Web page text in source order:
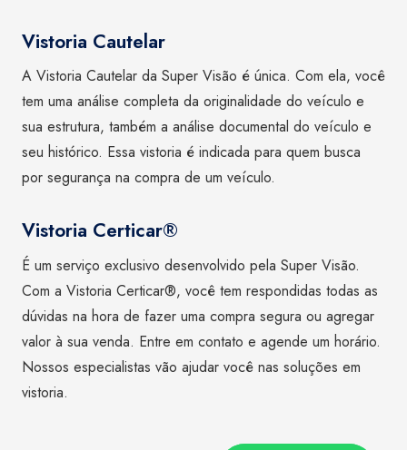
Vistoria Cautelar
A Vistoria Cautelar da Super Visão é única. Com ela, você
tem uma análise completa da originalidade do veículo e
sua estrutura, também a análise documental do veículo e
seu histórico. Essa vistoria é indicada para quem busca
por segurança na compra de um veículo.
Vistoria Certicar®
É um serviço exclusivo desenvolvido pela Super Visão.
Com a Vistoria Certicar®, você tem respondidas todas as
dúvidas na hora de fazer uma compra segura ou agregar
valor à sua venda. Entre em contato e agende um horário.
Nossos especialistas vão ajudar você nas soluções em
vistoria.